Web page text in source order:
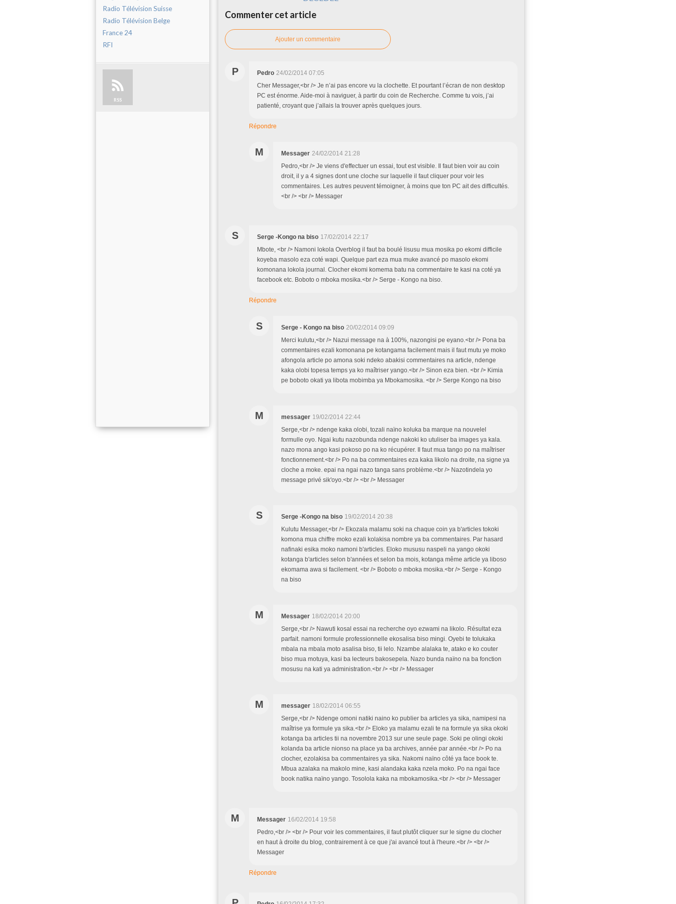
Radio Télévision Suisse
Radio Télévision Belge
France 24
RFI
RSS
Commenter cet article
Ajouter un commentaire
P Pedro 24/02/2014 07:05
Cher Messager,<br /> Je n’ai pas encore vu la clochette. Et pourtant l’écran de non desktop
PC est énorme. Aide-moi à naviguer, à partir du coin de Recherche. Comme tu vois, j’ai
patienté, croyant que j’allais la trouver après quelques jours.
Répondre
M Messager 24/02/2014 21:28
Pedro,<br /> Je viens d'effectuer un essai, tout est visible. Il faut bien voir au coin
droit, il y a 4 signes dont une cloche sur laquelle il faut cliquer pour voir les
commentaires. Les autres peuvent témoigner, à moins que ton PC ait des difficultés.
<br /> <br /> Messager
S Serge -Kongo na biso 17/02/2014 22:17
Mbote, <br /> Namoni lokola Overblog il faut ba boulé lisusu mua mosika po ekomi difficile
koyeba masolo eza coté wapi. Quelque part eza mua muke avancé po masolo ekomi
komonana lokola journal. Clocher ekomi komema batu na commentaire te kasi na coté ya
facebook etc. Boboto o mboka mosika.<br /> Serge - Kongo na biso.
Répondre
S Serge - Kongo na biso 20/02/2014 09:09
Merci kulutu,<br /> Nazui message na à 100%, nazongisi pe eyano.<br /> Pona ba
commentaires ezali komonana pe kotangama facilement mais il faut mutu ye moko
afongola article po amona soki ndeko abakisi commentaires na article, ndenge
kaka olobi topesa temps ya ko maîtriser yango.<br /> Sinon eza bien. <br /> Kimia
pe boboto okati ya libota mobimba ya Mbokamosika. <br /> Serge Kongo na biso
M messager 19/02/2014 22:44
Serge,<br /> ndenge kaka olobi, tozali naïno koluka ba marque na nouvelel
formulle oyo. Ngai kutu nazobunda ndenge nakoki ko utuliser ba images ya kala.
nazo mona ango kasi pokoso po na ko récupérer. Il faut mua tango po na maîtriser
fonctionnement.<br /> Po na ba commentaires eza kaka likolo na droite, na signe ya
cloche a moke. epai na ngai nazo tanga sans problème.<br /> Nazotindela yo
message privé sik'oyo.<br /> <br /> Messager
S Serge -Kongo na biso 19/02/2014 20:38
Kulutu Messager,<br /> Ekozala malamu soki na chaque coin ya b'articles tokoki
komona mua chiffre moko ezali kolakisa nombre ya ba commentaires. Par hasard
nafinaki esika moko namoni b'articles. Eloko mususu naspeli na yango okoki
kotanga b'articles selon b'années et selon ba mois, kotanga même article ya liboso
ekomama awa si facilement. <br /> Boboto o mboka mosika.<br /> Serge - Kongo
na biso
M Messager 18/02/2014 20:00
Serge,<br /> Nawuti kosal essai na recherche oyo ezwami na likolo. Résultat eza
parfait. namoni formule professionnelle ekosalisa biso mingi. Oyebi te tolukaka
mbala na mbala moto asalisa biso, tii lelo. Nzambe alalaka te, atako e ko couter
biso mua motuya, kasi ba lecteurs bakosepela. Nazo bunda naïno na ba fonction
mosusu na kati ya administration.<br /> <br /> Messager
M messager 18/02/2014 06:55
Serge,<br /> Ndenge omoni natiki naino ko publier ba articles ya sika, namipesi na
maîtrise ya formule ya sika.<br /> Eloko ya malamu ezali te na formule ya sika okoki
kotanga ba articles tii na novembre 2013 sur une seule page. Soki pe olingi okoki
kolanda ba article nionso na place ya ba archives, année par année.<br /> Po na
clocher, ezolakisa ba commentaires ya sika. Nakomi naïno côté ya face book te.
Mbua azalaka na makolo mine, kasi alandaka kaka nzela moko. Po na ngai face
book natika naïno yango. Tosolola kaka na mbokamosika.<br /> <br /> Messager
M Messager 16/02/2014 19:58
Pedro,<br /> <br /> Pour voir les commentaires, il faut plutôt cliquer sur le signe du clocher
en haut à droite du blog, contrairement à ce que j'ai avancé tout à l'heure.<br /> <br />
Messager
Répondre